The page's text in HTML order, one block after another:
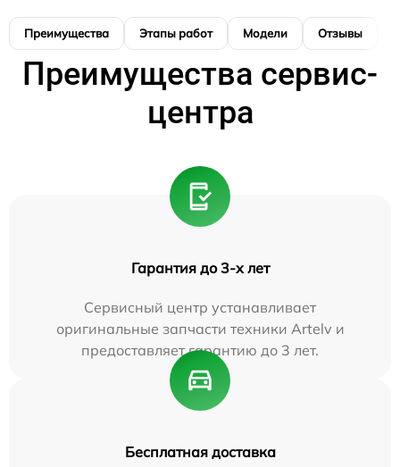
Преимущества Этапы работ Модели Отзывы
Преимущества сервис-
центра
Гарантия до 3-х лет
Сервисный центр устанавливает
оригинальные запчасти техники Artelv и
предоставляет гарантию до 3 лет.
Бесплатная доставка